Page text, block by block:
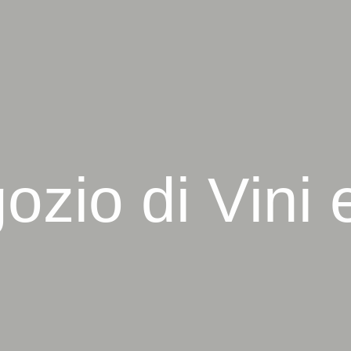
ozio di Vini